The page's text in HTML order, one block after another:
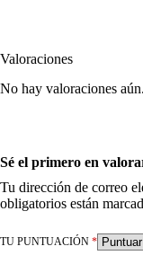
Valoraciones
No hay valoraciones aún.
Sé el primero en
Tu dirección de correo
obligatorios están
TU PUNTUACIÓN *